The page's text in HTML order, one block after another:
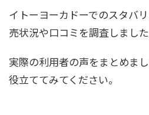
イトーヨーカドーでのスタバ
売状況や口コミを調査しました
実際の利用者の声をまとめま
役立ててみてください。